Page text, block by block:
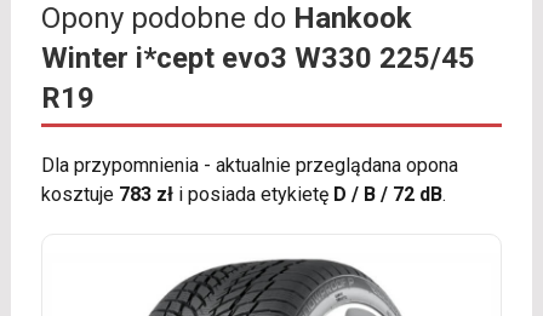
Opony podobne do Hankook
Winter i*cept evo3 W330 225/45
R19
Dla przypomnienia - aktualnie przeglądana opona
kosztuje 783 złi posiada etykietę D / B / 72 dB.